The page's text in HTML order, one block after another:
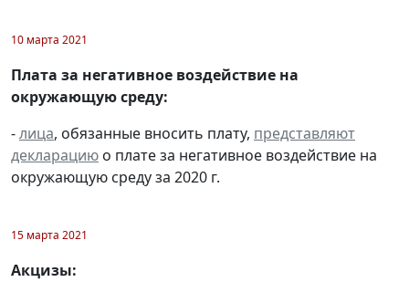
10 марта 2021
Плата за негативное воздействие на
окружающую среду:
-лица, обязанные вносить плату, представляют
декларацию о плате за негативное воздействие на
окружающую среду за 2020 г.
15 марта 2021
Акцизы: